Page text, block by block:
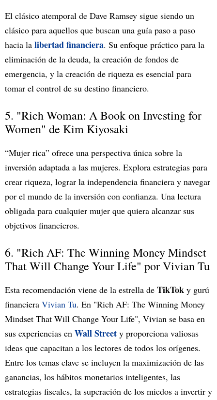
El clásico atemporal de Dave Ramsey sigue siendo un
clásico para aquellos que buscan una guía paso a paso
hacia la libertad financiera. Su enfoque práctico para la
eliminación de la deuda, la creación de fondos de
emergencia, y la creación de riqueza es esencial para
tomar el control de su destino financiero.
5. "Rich Woman: A Book on Investing for
Women" de Kim Kiyosaki
“Mujer rica” ofrece una perspectiva única sobre la
inversión adaptada a las mujeres. Explora estrategias para
crear riqueza, lograr la independencia financiera y navegar
por el mundo de la inversión con confianza. Una lectura
obligada para cualquier mujer que quiera alcanzar sus
objetivos financieros.
6. "Rich AF: The Winning Money Mindset
That Will Change Your Life" por Vivian Tu
Esta recomendación viene de la estrella de TikTok y gurú
financiera Vivian Tu. En "Rich AF: The Winning Money
Mindset That Will Change Your Life", Vivian se basa en
sus experiencias en Wall Street y proporciona valiosas
ideas que capacitan a los lectores de todos los orígenes.
Entre los temas clave se incluyen la maximización de las
ganancias, los hábitos monetarios inteligentes, las
estrategias fiscales, la superación de los miedos a invertir y